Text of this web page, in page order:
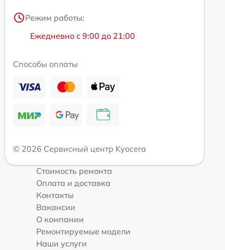
Режим работы:
Ежедневно с 9:00 до 21:00
Способы оплаты
© 2026 Сервисный центр Kyocera
Стоимость ремонта
Оплата и доставка
Контакты
Вакансии
О компании
Ремонтируемые модели
Наши услуги